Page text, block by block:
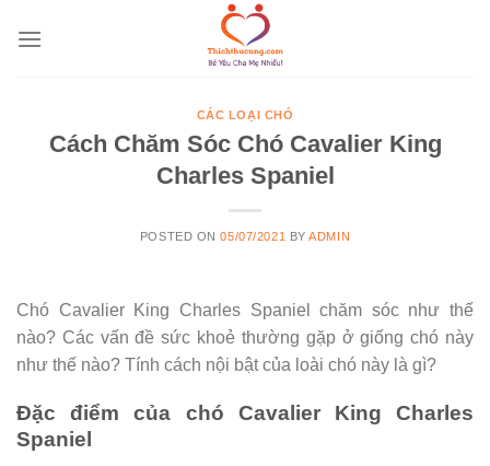
CÁC LOẠI CHÓ
Cách Chăm Sóc Chó Cavalier King
Charles Spaniel
POSTED ON05/07/2021 BYADMIN
Chó Cavalier King Charles Spaniel chăm sóc như thế
nào? Các vấn đề sức khoẻ thường gặp ở giống chó này
như thế nào? Tính cách nội bật của loài chó này là gì?
Đặc điểm của chó Cavalier King Charles
Spaniel